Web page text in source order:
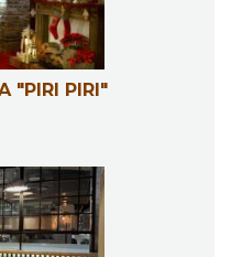
"PIRI PIRI"